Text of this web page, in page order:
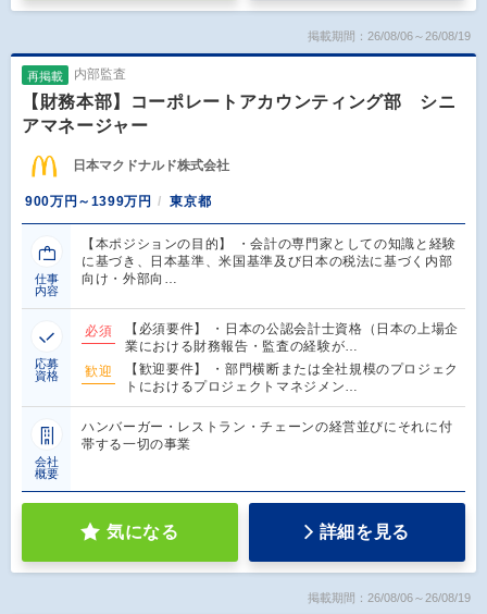
掲載期間：26/08/06～26/08/19
再掲載 内部監査
【財務本部】コーポレートアカウンティング部 シニ
アマネージャー
日本マクドナルド株式会社
900万円～1399万円 東京都
仕事
内容
【本ポジションの目的】 ・会計の専門家としての知識と経験
に基づき、日本基準、米国基準及び日本の税法に基づく内部
向け・外部向…
応募
資格
必須
【必須要件】 ・日本の公認会計士資格（日本の上場企
業における財務報告・監査の経験が…
歓迎
【歓迎要件】 ・部門横断または全社規模のプロジェク
トにおけるプロジェクトマネジメン…
会社
概要
ハンバーガー・レストラン・チェーンの経営並びにそれに付
帯する一切の事業
気になる 詳細を見る
掲載期間：26/08/06～26/08/19